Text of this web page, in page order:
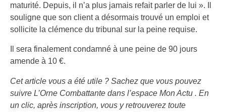
maturité. Depuis, il n’a plus jamais refait parler de lui ». Il
souligne que son client a désormais trouvé un emploi et
sollicite la clémence du tribunal sur la peine requise.
Il sera finalement condamné à une peine de 90 jours
amende à 10 €.
Cet article vous a été utile ? Sachez que vous pouvez
suivre L’Orne Combattante dans l’espace Mon Actu . En
un clic, après inscription, vous y retrouverez toute